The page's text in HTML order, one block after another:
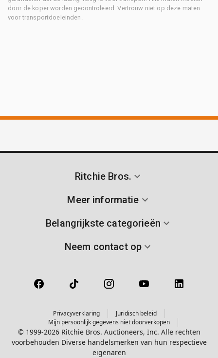
door de koper worden gecontroleerd. Vertrouw niet op deze maten
voor transportdoeleinden.
Ritchie Bros.
Meer informatie
Belangrijkste categorieën
Neem contact op
Privacyverklaring
Juridisch beleid
Mijn persoonlijk gegevens niet doorverkopen
© 1999-2026 Ritchie Bros. Auctioneers, Inc. Alle rechten
voorbehouden Diverse handelsmerken van hun respectieve
eigenaren